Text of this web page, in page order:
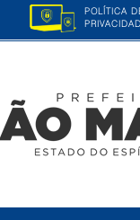
POLÍTICA